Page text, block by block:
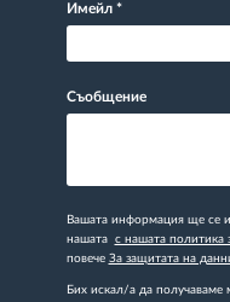
Имейл *
Съобщение
Вашата информация ще се
нашата с нашата политика
повече За защитата на
Бих искал/а да